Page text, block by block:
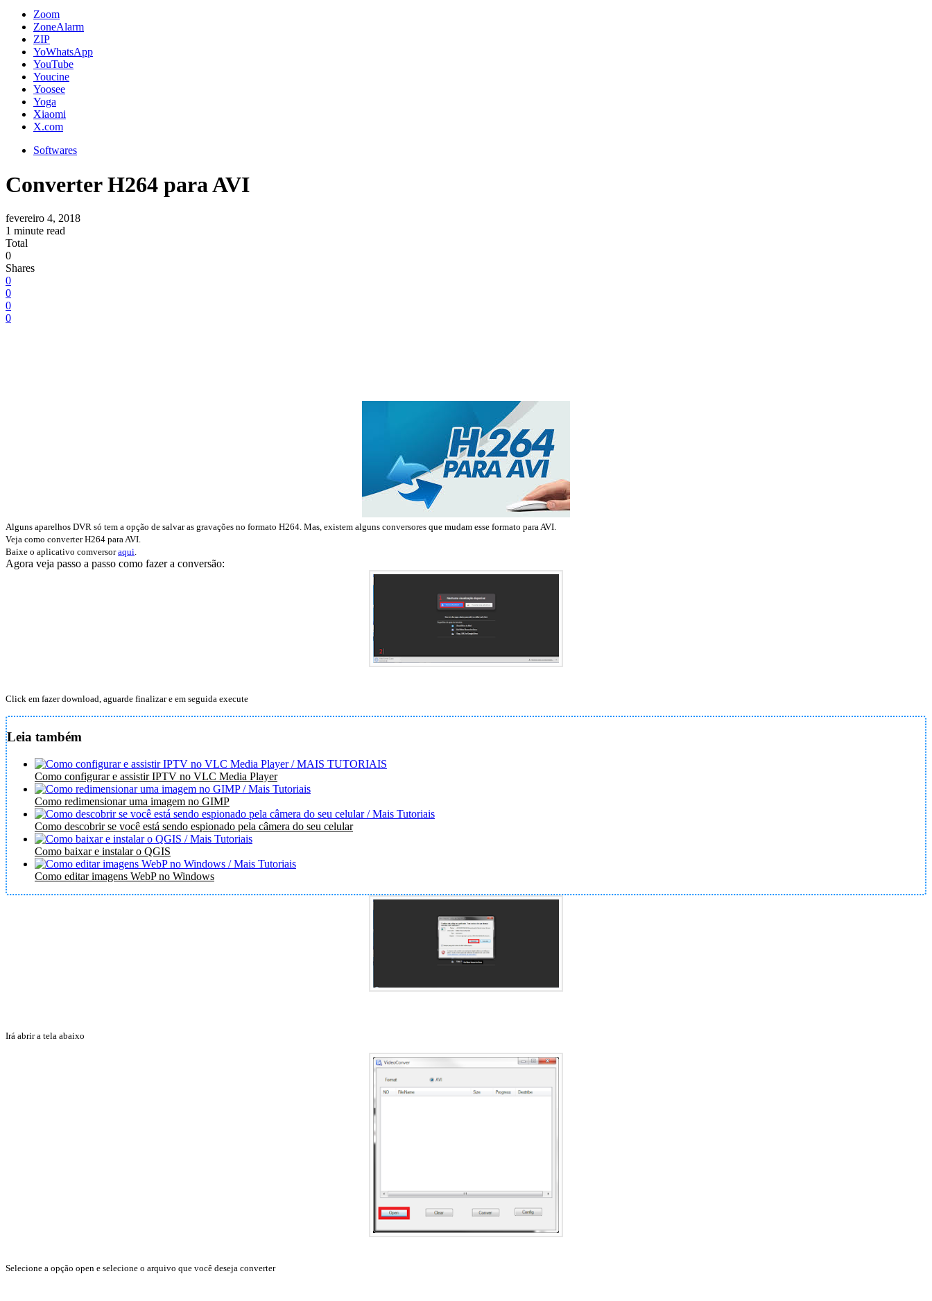
Zoom
ZoneAlarm
ZIP
YoWhatsApp
YouTube
Youcine
Yoosee
Yoga
Xiaomi
X.com
Softwares
Converter H264 para AVI
fevereiro 4, 2018
1 minute read
Total
0
Shares
0
0
0
0
Alguns aparelhos DVR só tem a opção de salvar as gravações no formato H264. Mas, existem alguns conversores que mudam esse formato para AVI.
Veja como converter H264 para AVI.
Baixe o aplicativo comversoraqui
Agora veja passo a passo como fazer a conversão:
Click em fazer download, aguarde finalizar e em seguida execute
Leia também
Como configurar e assistir IPTV no VLC Media Player
Como redimensionar uma imagem no GIMP
Como descobrir se você está sendo espionado pela câmera do seu celular
Como baixar e instalar o QGIS
Como editar imagens WebP no Windows
Irá abrir a tela abaixo
Selecione a opção open e selecione o arquivo que você deseja converter